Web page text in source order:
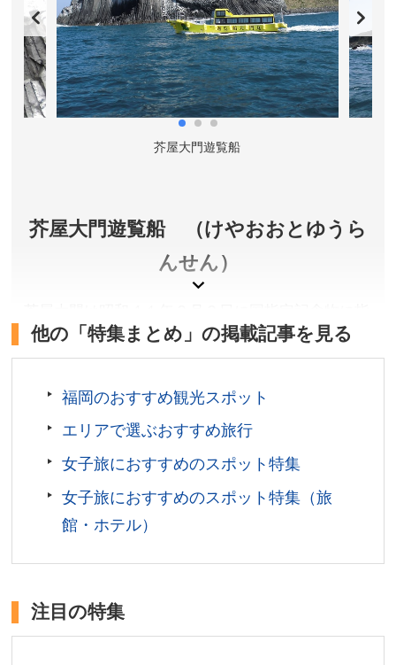
間運航されています。
福岡県糸島市
アクセス／JR筑前前原駅より昭和バス(芥屋線)で「芥
屋」バス停下車、徒歩約10分
所在地／福岡県糸島市志摩芥屋
お問い合わせ／092-322-2098(一般社団法人糸島市観
芥屋大門遊覧船
芥屋大門遊覧船 （けやおおとゆうら
んせん）
定されました。日本三大玄武洞の中でも最大のもの
で、六角形や八角形の玄武岩が柱状節理をなし、玄
界灘の荒波にそそり立っています。高さ約６４ｍ、
間口１０ｍ、奥行９０ｍの洞窟の大きさは遊覧船で
間近から見ると圧倒されます。
福岡県糸島市
乗船料金／大人(中学生以上)1,000円、小人(3才以上～
小学生)500円 ※幼児(0～2才)は大人1名様につき幼児
営業期間／3月中旬～11月末
土日祝日 9:30～12:30、13:30～16:30(30分毎) ※天
候、乗船人数等当日の状況により変更になる場合があり
他の「特集まとめ」の掲載記事を見る
福岡のおすすめ観光スポット
エリアで選ぶおすすめ旅行
女子旅におすすめのスポット特集
女子旅におすすめのスポット特集（旅
館・ホテル）
注目の特集